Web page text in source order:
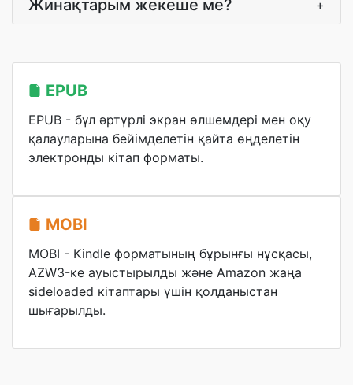
Жинақтарым жекеше ме? +
EPUB
EPUB - бұл әртүрлі экран өлшемдері мен оқу
қалауларына бейімделетін қайта өңделетін
электронды кітап форматы.
MOBI
MOBI - Kindle форматының бұрынғы нұсқасы,
AZW3-ке ауыстырылды және Amazon жаңа
sideloaded кітаптары үшін қолданыстан
шығарылды.